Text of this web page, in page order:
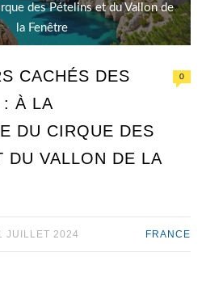
des Pételins et du Vallon de
la Fenêtre
CACHÉS DES
: À LA
DU CIRQUE DES
DU VALLON DE LA
0
JUILLET 2024 FRANCE